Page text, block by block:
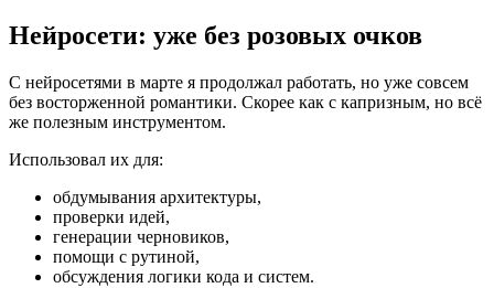
Нейросети: уже без розовых очков
С нейросетями в марте я продолжал работать, но уже совсем
без восторженной романтики. Скорее как с капризным, но всё
же полезным инструментом.
Использовал их для:
обдумывания архитектуры,
проверки идей,
генерации черновиков,
помощи с рутиной,
обсуждения логики кода и систем.